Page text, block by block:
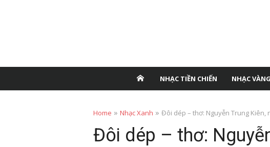
NHẠC TIỀN CHIẾN NHẠC VÀNG
Home » Nhạc Xanh » Đôi dép – thơ: Nguyễn Trung Kiên,
Đôi dép – thơ: